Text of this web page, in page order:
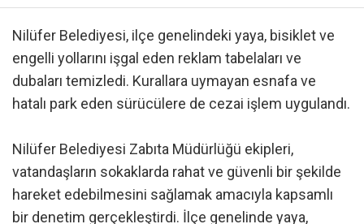
Nilüfer Belediyesi, ilçe genelindeki yaya, bisiklet ve
engelli yollarını işgal eden reklam tabelaları ve
dubaları temizledi. Kurallara uymayan esnafa ve
hatalı park eden sürücülere de cezai işlem uygulandı.
Nilüfer Belediyesi Zabıta Müdürlüğü ekipleri,
vatandaşların sokaklarda rahat ve güvenli bir şekilde
hareket edebilmesini sağlamak amacıyla kapsamlı
bir denetim gerçekleştirdi. İlçe genelinde yaya,